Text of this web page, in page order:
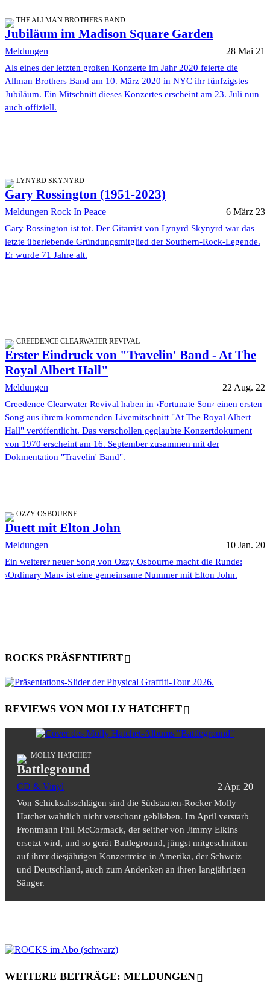
THE ALLMAN BROTHERS BAND
Jubiläum im Madison Square Garden
Meldungen 28 Mai 21
Als eines der letzten großen Konzerte im Jahr 2020 feierte die
Allman Brothers Band am 10. März 2020 in NYC ihr fünfzigstes
Jubiläum. Ein Mitschnitt dieses Konzertes erscheint am 23. Juli nun
auch offiziell.
LYNYRD SKYNYRD
Gary Rossington (1951-2023)
Meldungen Rock In Peace 6 März 23
Gary Rossington ist tot. Der Gitarrist von Lynyrd Skynyrd war das
letzte überlebende Gründungsmitglied der Southern-Rock-Legende.
Er wurde 71 Jahre alt.
CREEDENCE CLEARWATER REVIVAL
Erster Eindruck von "Travelin' Band - At The
Royal Albert Hall"
Meldungen 22 Aug. 22
Creedence Clearwater Revival haben in ›Fortunate Son‹ einen ersten
Song aus ihrem kommenden Livemitschnitt "At The Royal Albert
Hall" veröffentlicht. Das verschollen geglaubte Konzertdokument
von 1970 erscheint am 16. September zusammen mit der
Dokmentation "Travelin' Band".
OZZY OSBOURNE
Duett mit Elton John
Meldungen 10 Jan. 20
Ein weiterer neuer Song von Ozzy Osbourne macht die Runde:
›Ordinary Man‹ ist eine gemeinsame Nummer mit Elton John.
ROCKS PRÄSENTIERT
REVIEWS VON MOLLY HATCHET
MOLLY HATCHET
Battleground
CD & Vinyl 2 Apr. 20
Von Schicksalsschlägen sind die Südstaaten-Rocker Molly
Hatchet wahrlich nicht verschont geblieben. Im April verstarb
Frontmann Phil McCormack, der seither von Jimmy Elkins
ersetzt wird, und so gerät Battleground, jüngst mitgeschnitten
auf ihrer diesjährigen Konzertreise in Amerika, der Schweiz
und Deutschland, auch zum Andenken an ihren langjährigen
Sänger.
WEITERE BEITRÄGE: MELDUNGEN